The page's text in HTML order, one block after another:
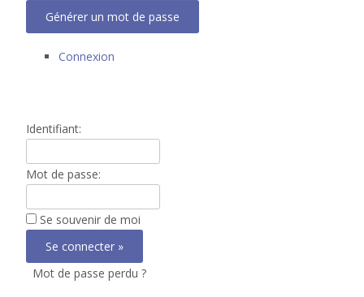
Générer un mot de passe
Connexion
Identifiant:
Mot de passe:
Se souvenir de moi
Mot de passe perdu ?